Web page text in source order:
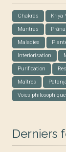
Chakras Kriya
Mantras Prâna
Maladies
Interiorisation
Purification
Maîtres
Voies
Derniers